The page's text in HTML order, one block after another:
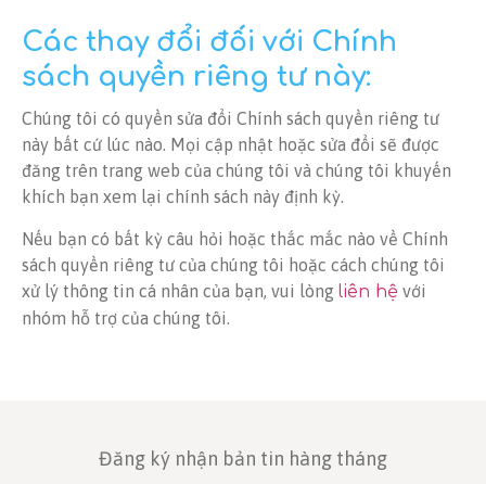
Các thay đổi đối với Chính
sách quyền riêng tư này:
Chúng tôi có quyền sửa đổi Chính sách quyền riêng tư
này bất cứ lúc nào. Mọi cập nhật hoặc sửa đổi sẽ được
đăng trên trang web của chúng tôi và chúng tôi khuyến
khích bạn xem lại chính sách này định kỳ.
Nếu bạn có bất kỳ câu hỏi hoặc thắc mắc nào về Chính
sách quyền riêng tư của chúng tôi hoặc cách chúng tôi
xử lý thông tin cá nhân của bạn, vui lòng liên hệ với
nhóm hỗ trợ của chúng tôi.
Đăng ký nhận bản tin hàng tháng